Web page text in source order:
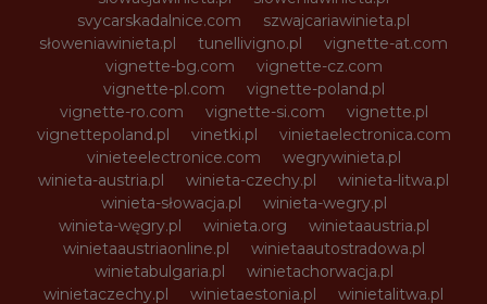
svycarskadalnice.com
szwajcariawinieta.pl
słoweniawinieta.pl
tunellivigno.pl
vignette-at.com
vignette-bg.com
vignette-cz.com
vignette-pl.com
vignette-poland.pl
vignette-ro.com
vignette-si.com
vignette.pl
vignettepoland.pl
vinetki.pl
vinietaelectronica.com
vinieteelectronice.com
wegrywinieta.pl
winieta-austria.pl
winieta-czechy.pl
winieta-litwa.pl
winieta-słowacja.pl
winieta-wegry.pl
winieta-węgry.pl
winieta.org
winietaaustria.pl
winietaaustriaonline.pl
winietaautostradowa.pl
winietabulgaria.pl
winietachorwacja.pl
winietaczechy.pl
winietaestonia.pl winietalitwa.pl